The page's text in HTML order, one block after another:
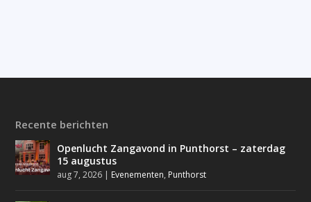
Recente berichten
Openlucht Zangavond in Punthorst – zaterdag
15 augustus
aug 7, 2026 | Evenementen, Punthorst